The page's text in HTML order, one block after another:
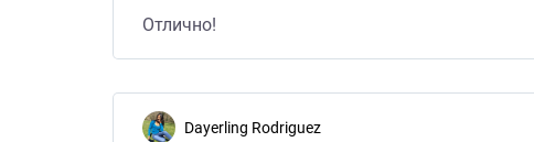
Отлично!
Dayerling Rodriguez